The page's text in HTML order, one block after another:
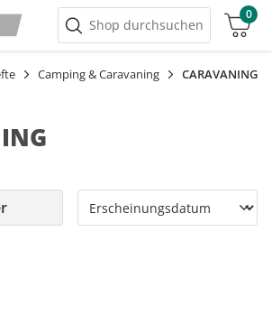
Shop durchsuchen
0
Camping & Caravaning CARAVANING